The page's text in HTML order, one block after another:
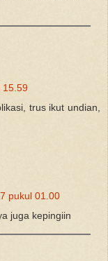
15.59
trus ikut undian,
pukul 01.00
juga kepingiin